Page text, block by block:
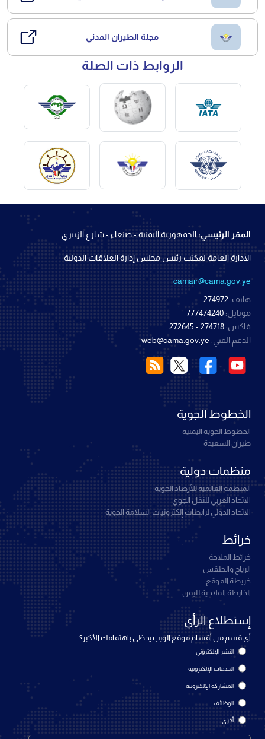
مجلة الطيران المدني
الروابط ذات الصلة
المقر الرئيسي:الجمهورية اليمنية - صنعاء - شارع الزبيري
الادارة العامة لمكتب رئيس مجلس إدارة العلاقات الدولية
camair@cama.gov.ye
هاتف: 274972
موبايل: 777474240
فاكس: 274718 - 272645
الدعم الفني: web@cama.gov.ye
الخطوط الجوية
الخطوط الجوية اليمنية
طيران السعيدة
منظمات دولية
المنظمة العالمية للأرصاد الجوية
الاتحاد العربي للنقل الجوي
الاتحاد الدولي لرابطات إلكترونيات السلامة الجوية
خرائط
خرائط الملاحة
الرياح والطقس
خريطة الموقع
الخارطة الملاحية لليمن
إستطلاع الرأي
أي قسم من أقسام موقع الويب يحظى باهتمامك الأكبر؟
النشر الإلكتروني
الخدمات الإلكترونية
المشاركة الإلكترونية
الوظائف
أخرى